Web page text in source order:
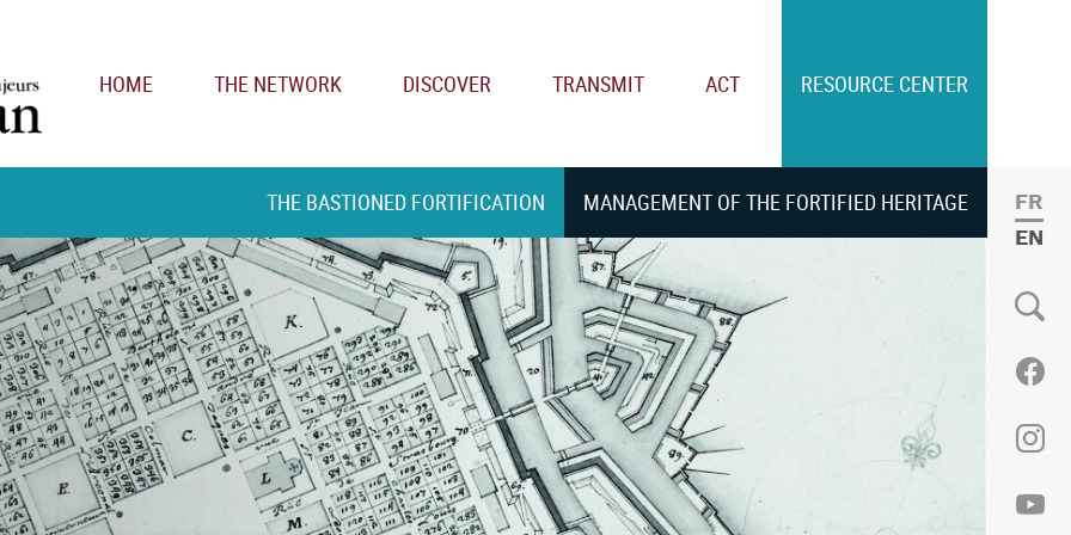
HOME THE NETWORK DISCOVER TRANSMIT ACT RESOURCE CENTER
Social
THE BASTIONED FORTIFICATION MANAGEMENT OF THE FORTIFIED HERITAGE